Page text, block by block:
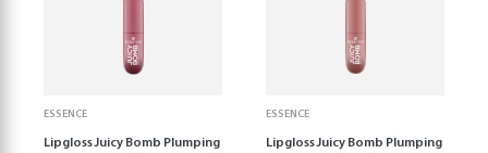
ESSENCE
Lipgloss Juicy Bomb Plumping
ESSENCE
Lipgloss Juicy Bomb Plumping